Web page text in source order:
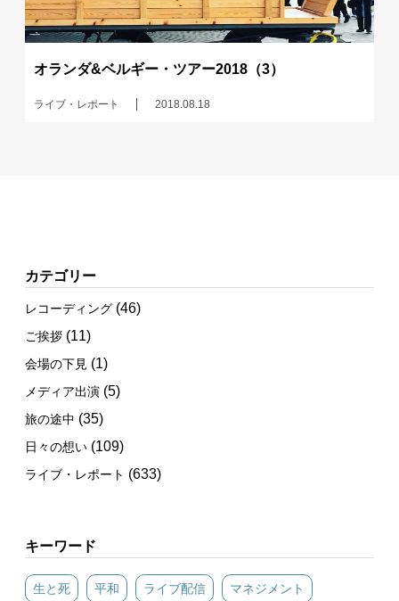
オランダ&ベルギー・ツアー2018（3）
ライブ・レポート 2018.08.18
カテゴリー
レコーディング (46)
ご挨拶 (11)
会場の下見 (1)
メディア出演 (5)
旅の途中 (35)
日々の想い (109)
ライブ・レポート (633)
キーワード
生と死 平和 ライブ配信 マネジメント